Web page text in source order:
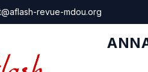
revue-mdou.org